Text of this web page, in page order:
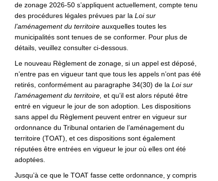
de zonage 2026-50 s’appliquent actuellement, compte tenu
des procédures légales prévues par la Loi sur
l’aménagement du territoire auxquelles toutes les
municipalités sont tenues de se conformer. Pour plus de
détails, veuillez consulter ci-dessous.
Le nouveau Règlement de zonage, si un appel est déposé,
n’entre pas en vigueur tant que tous les appels n’ont pas été
retirés, conformément au paragraphe 34(30) de la Loi sur
l’aménagement du territoire et qu’il est alors réputé être
entré en vigueur le jour de son adoption. Les dispositions
sans appel du Règlement peuvent entrer en vigueur sur
ordonnance du Tribunal ontarien de l’aménagement du
territoire (TOAT), et ces dispositions sont également
réputées être entrées en vigueur le jour où elles ont été
adoptées.
Jusqu’à ce que le TOAT fasse cette ordonnance, y compris